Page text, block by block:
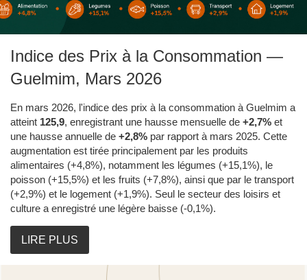
Indice des Prix à la Consommation —
Guelmim, Mars 2026
En mars 2026, l'indice des prix à la consommation à Guelmim a
atteint 125,9, enregistrant une hausse mensuelle de +2,7% et
une hausse annuelle de +2,8% par rapport à mars 2025. Cette
augmentation est tirée principalement par les produits
alimentaires (+4,8%), notamment les légumes (+15,1%), le
poisson (+15,5%) et les fruits (+7,8%), ainsi que par le transport
(+2,9%) et le logement (+1,9%). Seul le secteur des loisirs et
culture a enregistré une légère baisse (-0,1%).
LIRE PLUS